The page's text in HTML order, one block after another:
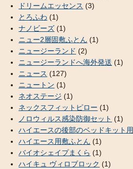
ドリームエッセンス (3)
とろふわ (1)
ナノビーズ (1)
ニュー2層固敷ふとん (1)
ニュージーランド (2)
ニュージーランドへ海外発送 (1)
ニュース (127)
ニュートン (1)
ネオステージ (1)
ネックスフィットピロー (1)
ノロウィルス感染防御セット (1)
ハイエースの後部のベッドキット用
ハイエース用敷ふとん (1)
バイオシェイプまくら (1)
ハイキュ ヴィロブロック (1)